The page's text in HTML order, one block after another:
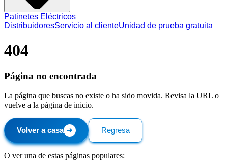
Patinetes Eléctricos
DistribuidoresServicio al clienteUnidad de prueba gratuita
404
Página no encontrada
La página que buscas no existe o ha sido movida. Revisa la URL o
vuelve a la página de inicio.
Volver a casa Regresa
O ver una de estas páginas populares: